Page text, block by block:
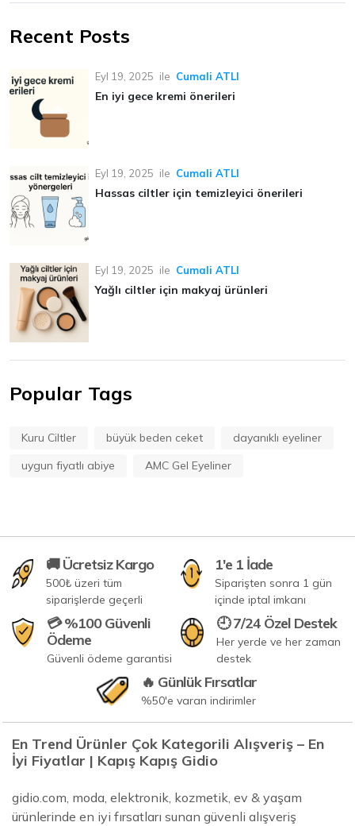
Recent Posts
Eyl 19, 2025 ile Cumali ATLI
En iyi gece kremi önerileri
Eyl 19, 2025 ile Cumali ATLI
Hassas ciltler için temizleyici önerileri
Eyl 19, 2025 ile Cumali ATLI
Yağlı ciltler için makyaj ürünleri
Popular Tags
Kuru Ciltler büyük beden ceket
dayanıklı eyeliner
uygun fiyatlı abiye
AMC Gel Eyeliner
🚚 Ücretsiz Kargo
500₺ üzeri tüm
siparişlerde geçerli
1'e 1 İade
Siparişten sonra 1 gün
içinde iptal imkanı
💳 %100 Güvenli
Ödeme
Güvenli ödeme garantisi
🕘 7/24 Özel Destek
Her yerde ve her zaman
destek
🔥 Günlük Fırsatlar
%50'e varan indirimler
En Trend Ürünler Çok Kategorili Alışveriş – En
İyi Fiyatlar | Kapış Kapış Gidio
gidio.com, moda, elektronik, kozmetik, ev & yaşam
ürünlerinde en iyi fırsatları sunan güvenli alışveriş